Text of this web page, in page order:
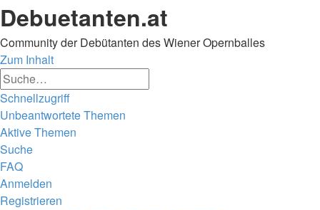
Debuetanten.at
Community der Debütanten des Wiener Opernballes
Zum Inhalt
Schnellzugriff
Unbeantwortete Themen
Aktive Themen
Suche
FAQ
Anmelden
Registrieren